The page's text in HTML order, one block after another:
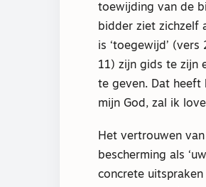
toewijding van de
bidder ziet zichzelf
is ‘toegewijd’
11) zijn gids te zijn
te geven. Dat heeft
mijn God, zal ik
Het vertrouwen
bescherming als
concrete